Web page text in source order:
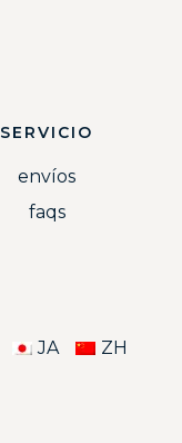
SERVICIO
envíos
faqs
JA ZH